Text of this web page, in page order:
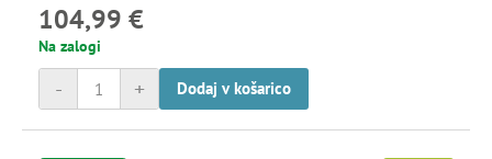
104,99 €
Na zalogi
+
- Dodaj v košarico